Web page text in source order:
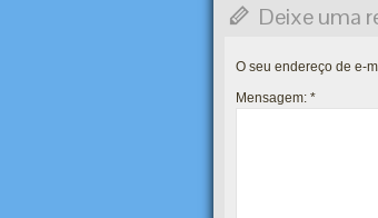
Deixe uma
O seu endereço de e-
Mensagem: *